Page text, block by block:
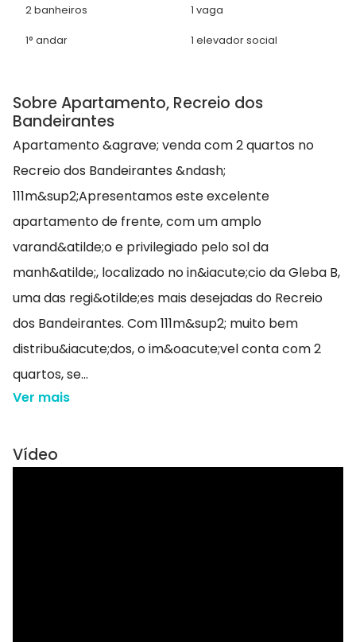
2 banheiros 1 vaga
1° andar 1 elevador social
Sobre Apartamento, Recreio dos
Bandeirantes
Apartamento &agrave; venda com 2 quartos no
Recreio dos Bandeirantes &ndash;
111m&sup2;Apresentamos este excelente
apartamento de frente, com um amplo
varand&atilde;o e privilegiado pelo sol da
manh&atilde;, localizado no in&iacute;cio da Gleba B,
uma das regi&otilde;es mais desejadas do Recreio
dos Bandeirantes. Com 111m&sup2; muito bem
distribu&iacute;dos, o im&oacute;vel conta com 2
quartos, se...
Ver mais
Vídeo